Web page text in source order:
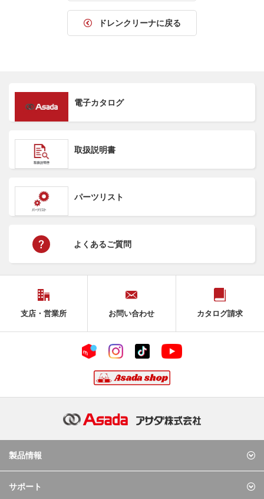
ドレンクリーナに戻る
電子カタログ
取扱説明書
パーツリスト
よくあるご質問
支店・営業所 お問い合わせ カタログ請求
製品情報
サポート